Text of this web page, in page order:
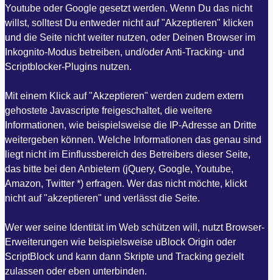
Youtube oder Google gesetzt werden. Wenn Du das nicht
willst, solltest Du entweder nicht auf "Akzeptieren" klicken
und die Seite nicht weiter nutzen, oder Deinen Browser im
Inkognito-Modus betreiben, und/oder Anti-Tracking- und
Scriptblocker-Plugins nutzen.
Mit einem Klick auf "Akzeptieren" werden zudem extern
gehostete Javascripte freigeschaltet, die weitere
Informationen, wie beispielsweise die IP-Adresse an Dritte
weitergeben können. Welche Informationen das genau sind
liegt nicht im Einflussbereich des Betreibers dieser Seite,
das bitte bei den Anbietern (jQuery, Google, Youtube,
Amazon, Twitter *) erfragen. Wer das nicht möchte, klickt
nicht auf "akzeptieren" und verlässt die Seite.
Wer wer seine Identität im Web schützen will, nutzt Browser-
Erweiterungen wie beispielsweise uBlock Origin oder
ScriptBlock und kann dann Skripte und Tracking gezielt
zulassen oder eben unterbinden.